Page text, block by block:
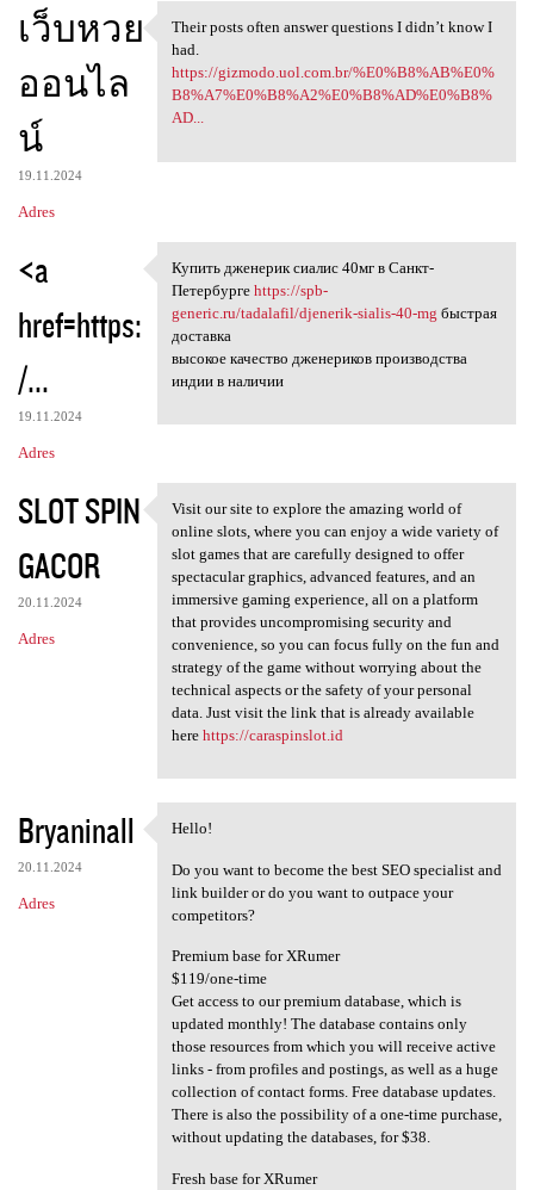
เว็บหวย
ออนไล
น์
19.11.2024
Adres
Their posts often answer
Their posts often answer questions I didn’t know I
had.
https://gizmodo.uol.com.br/%E0%B8%AB%E0%
B8%A7%E0%B8%A2%E0%B8%AD%E0%B8%
AD...
<a
href=https:
/...
19.11.2024
Adres
Купить дженерик сиалис 40мг в
Купить дженерик сиалис 40мг в Санкт-
Петербурге https://spb-
generic.ru/tadalafil/djenerik-sialis-40-mg быстрая
доставка
высокое качество дженериков производства
индии в наличии
SLOT SPIN
GACOR
20.11.2024
Adres
Visit our site to explore the
Visit our site to explore the amazing world of
online slots, where you can enjoy a wide variety of
slot games that are carefully designed to offer
spectacular graphics, advanced features, and an
immersive gaming experience, all on a platform
that provides uncompromising security and
convenience, so you can focus fully on the fun and
strategy of the game without worrying about the
technical aspects or the safety of your personal
data. Just visit the link that is already available
here https://caraspinslot.id
Bryaninall
20.11.2024
Adres
Hello!
Hello!
Do you want to become the best SEO specialist and
link builder or do you want to outpace your
competitors?
Premium base for XRumer
$119/one-time
Get access to our premium database, which is
updated monthly! The database contains only
those resources from which you will receive active
links - from profiles and postings, as well as a huge
collection of contact forms. Free database updates.
There is also the possibility of a one-time purchase,
without updating the databases, for $38.
Fresh base for XRumer